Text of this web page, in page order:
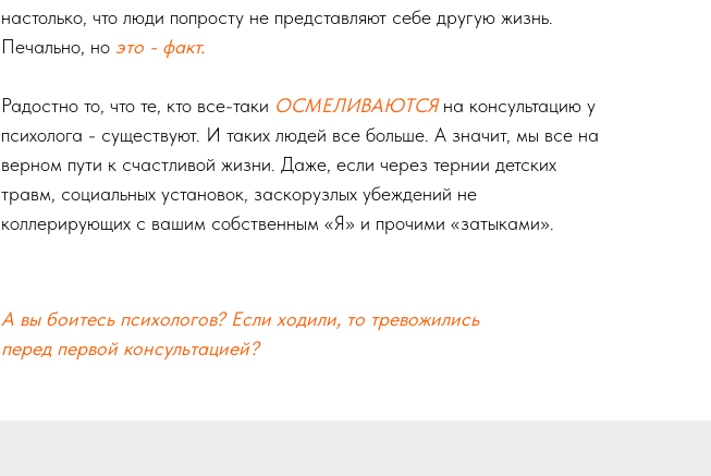
настолько, что люди попросту не представляют себе другую жизнь.
Печально, но это - факт.
Радостно то, что те, кто все-таки ОСМЕЛИВАЮТСЯна консультацию у
психолога - существуют. И таких людей все больше. А значит, мы все на
верном пути к счастливой жизни. Даже, если через тернии детских
травм, социальных установок, заскорузлых убеждений не
коллерирующих с вашим собственным «Я» и прочими «затыками».
А вы боитесь психологов? Если ходили, то тревожились
перед первой консультацией?